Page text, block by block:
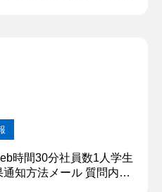
に向けて練習していま
ださい IT系の企業を主
時間30分社員数1人学生
知方法メール 質問内